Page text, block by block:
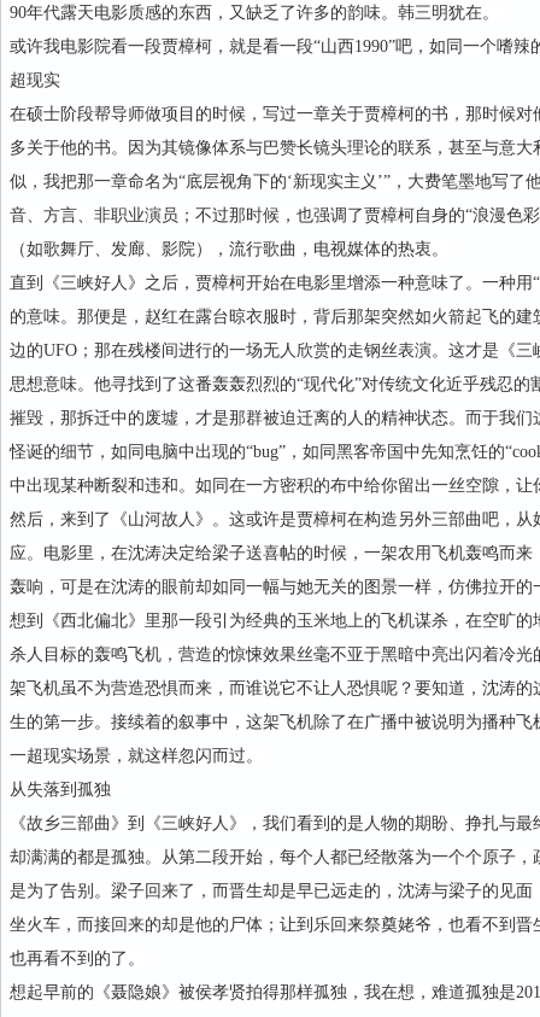
90年代露天电影质感的东西，又缺乏了许多的韵味。韩三明犹在。
或许我电影院看一段贾樟柯，就是看一段“山西1990”吧，如同一个嗜
超现实
在硕士阶段帮导师做项目的时候，写过一章关于贾樟柯的书，那时候
多关于他的书。因为其镜像体系与巴赞长镜头理论的联系，甚至与意
似，我把那一章命名为“底层视角下的‘新现实主义’”，大费笔墨地写了
音、方言、非职业演员；不过那时候，也强调了贾樟柯自身的“浪漫
（如歌舞厅、发廊、影院），流行歌曲，电视媒体的热衷。
直到《三峡好人》之后，贾樟柯开始在电影里增添一种意味了。一种用
的意味。那便是，赵红在露台晾衣服时，背后那架突然如火箭起飞的
边的UFO；那在残楼间进行的一场无人欣赏的走钢丝表演。这才是《
思想意味。他寻找到了这番轰轰烈烈的“现代化”对传统文化近乎残忍
摧毁，那拆迁中的废墟，才是那群被迫迁离的人的精神状态。而于我们
怪诞的细节，如同电脑中出现的“bug”，如同黑客帝国中先知烹饪的
中出现某种断裂和违和。如同在一方密积的布中给你留出一丝空隙，
然后，来到了《山河故人》。这或许是贾樟柯在构造另外三部曲吧，
应。电影里，在沈涛决定给梁子送喜帖的时候，一架农用飞机轰鸣而
轰响，可是在沈涛的眼前却如同一幅与她无关的图景一样，仿佛拉开
想到《西北偏北》里那一段引为经典的玉米地上的飞机谋杀，在空旷
杀人目标的轰鸣飞机，营造的惊悚效果丝毫不亚于黑暗中亮出闪着冷
架飞机虽不为营造恐惧而来，而谁说它不让人恐惧呢？要知道，沈涛
生的第一步。接续着的叙事中，这架飞机除了在广播中被说明为播种
一超现实场景，就这样忽闪而过。
从失落到孤独
《故乡三部曲》到《三峡好人》，我们看到的是人物的期盼、挣扎与
却满满的都是孤独。从第二段开始，每个人都已经散落为一个个原子
是为了告别。梁子回来了，而晋生却是早已远走的，沈涛与梁子的见
坐火车，而接回来的却是他的尸体；让到乐回来祭奠姥爷，也看不到
也再看不到的了。
想起早前的《聂隐娘》被侯孝贤拍得那样孤独，我在想，难道孤独是